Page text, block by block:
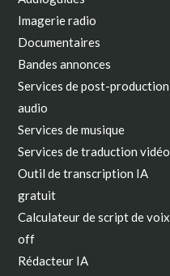
Imagerie radio
Documentaires
Bandes annonces
Services de post-production
audio
Services de musique
Services de traduction vidéo
Outil de transcription IA
gratuit
Calculateur de script de voix
off
Rédacteur IA